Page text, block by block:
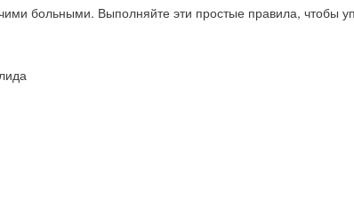
больными. Выполняйте эти простые правила, чтобы